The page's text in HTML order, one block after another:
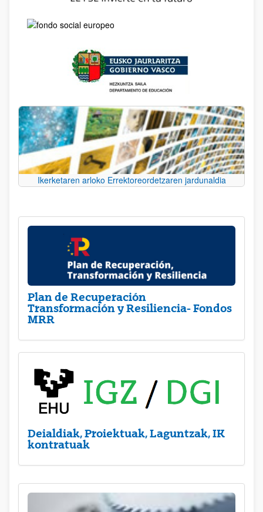
Ikerketaren arloko Errektoreordetzaren jardunaldia
Plan de Recuperación
Transformación y Resiliencia- Fondos
MRR
Deialdiak, Proiektuak, Laguntzak, IK
kontratuak